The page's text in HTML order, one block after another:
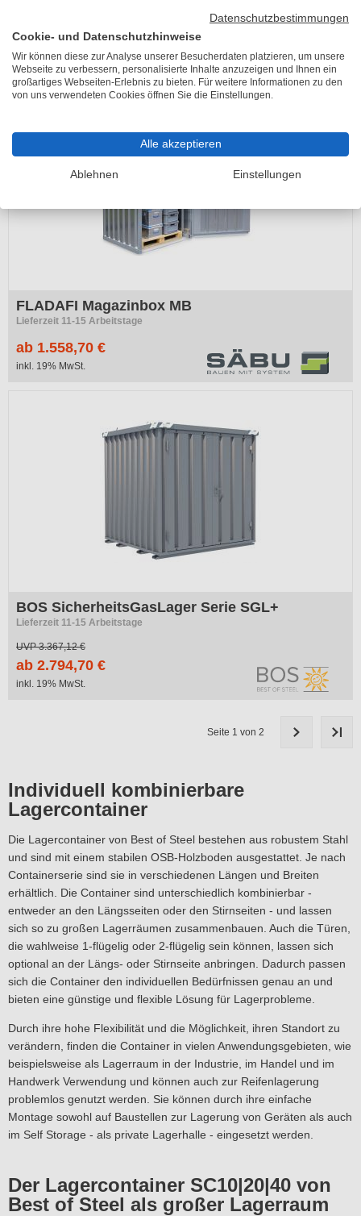
1.934,00 €
inkl. 19% MwSt.
FLADAFI Magazinbox MB
Lieferzeit 11-15 Arbeitstage
ab 1.558,70 €
inkl. 19% MwSt.
BOS SicherheitsGasLager Serie SGL+
Lieferzeit 11-15 Arbeitstage
UVP3.367,12 €
ab 2.794,70 €
inkl. 19% MwSt.
Seite 1 von 2
Individuell kombinierbare
Lagercontainer
Die Lagercontainer von Best of Steel bestehen aus robustem Stahl
und sind mit einem stabilen OSB-Holzboden ausgestattet. Je nach
Containerserie sind sie in verschiedenen Längen und Breiten
erhältlich. Die Container sind unterschiedlich kombinierbar -
entweder an den Längsseiten oder den Stirnseiten - und lassen
sich so zu großen Lagerräumen zusammenbauen. Auch die Türen,
die wahlweise 1-flügelig oder 2-flügelig sein können, lassen sich
optional an der Längs- oder Stirnseite anbringen. Dadurch passen
sich die Container den individuellen Bedürfnissen genau an und
bieten eine günstige und flexible Lösung für Lagerprobleme.
Durch ihre hohe Flexibilität und die Möglichkeit, ihren Standort zu
verändern, finden die Container in vielen Anwendungsgebieten, wie
beispielsweise als Lagerraum in der Industrie, im Handel und im
Handwerk Verwendung und können auch zur Reifenlagerung
problemlos genutzt werden. Sie können durch ihre einfache
Montage sowohl auf Baustellen zur Lagerung von Geräten als auch
im Self Storage - als private Lagerhalle - eingesetzt werden.
Der Lagercontainer SC10|20|40 von
Best of Steel als großer Lagerraum
Datenschutzbestimmungen
Cookie- und Datenschutzhinweise
Wir können diese zur Analyse unserer Besucherdaten platzieren, um unsere
Webseite zu verbessern, personalisierte Inhalte anzuzeigen und Ihnen ein
großartiges Webseiten-Erlebnis zu bieten. Für weitere Informationen zu den
von uns verwendeten Cookies öffnen Sie die Einstellungen.
Alle akzeptieren
Ablehnen Einstellungen